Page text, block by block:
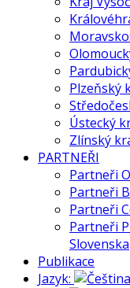
Plzeňský
Ústecký
Zlínský
PARTNEŘI
Partneři
Partneři
Partneři
Partneři
Slovenska
Publikace
Jazyk: